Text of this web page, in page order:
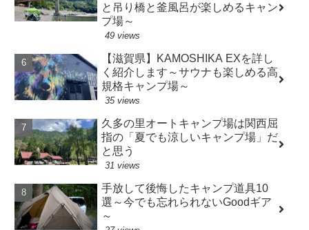
と吊り橋と釜風呂が楽しめるキャン
プ場～
49 views
【滋賀県】KAMOSHIKA EXを詳し
く紹介します～サウナも楽しめる高
規格キャンプ場～
35 views
久多の里オートキャンプ場は関西屈
指の「夏でも涼しいキャンプ場」だ
と思う
31 views
手放して後悔したキャンプ道具10
選～今でも忘れられないGoodギア
～